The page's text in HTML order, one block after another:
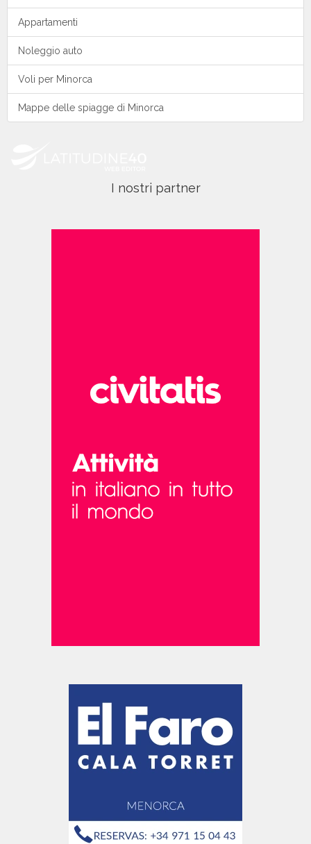
Appartamenti
Noleggio auto
Voli per Minorca
Mappe delle spiagge di Minorca
I nostri partner